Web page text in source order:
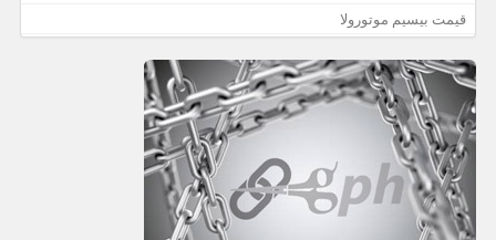
قیمت بیسیم موتورولا